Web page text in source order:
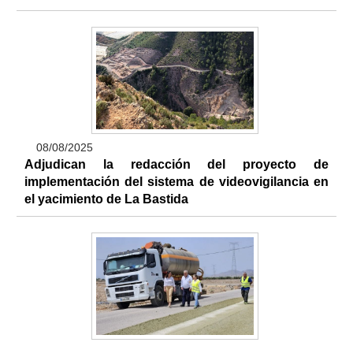
08/08/2025
Adjudican la redacción del proyecto de
implementación del sistema de videovigilancia en
el yacimiento de La Bastida